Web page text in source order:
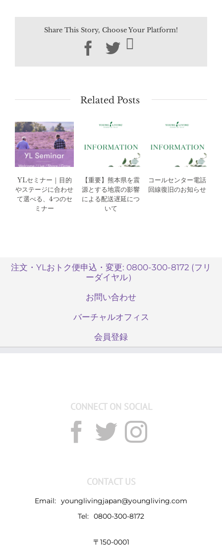
Share This Story, Choose Your Platform!
Facebook
Twitter
Related Posts
YLセミナー｜目的
やステージに合わせ
て選べる、4つのセ
ミナー
【重要】熊本県を震
源とする地震の影響
による配送遅延につ
いて
コールセンター電話
回線復旧のお知らせ
注文・YLおトク便申込・変更: 0800-300-8172 (フリ
ーダイヤル）
お問い合わせ
バーチャルオフィス
会員登録
CONNECT ON SOCIAL
CONTACT US
Email: younglivingjapan@youngliving.com
Tel: 0800-300-8172
〒150-0001